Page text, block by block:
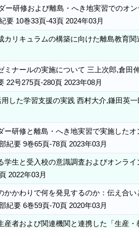
ー研修および離島・へき地実習でのオ
要 10巻33頁-43頁 2024年03月
カリキュラムの構築に向けた離島教育
ミナールの実施について 三上次郎,倉田
22号275頁-280頁 2023年08月
した学習支援の実践 西村大介,鎌田英
ー研修と離島・へき地実習で実施した
紀要 9巻65頁-78頁 2023年03月
学生と受入校の意識調査およびオンラ
2022年03月
かかわりで何を発見するのか：伝え合
紀要 6巻59頁-70頁 2020年03月
産者および関連機関と連携した「生産